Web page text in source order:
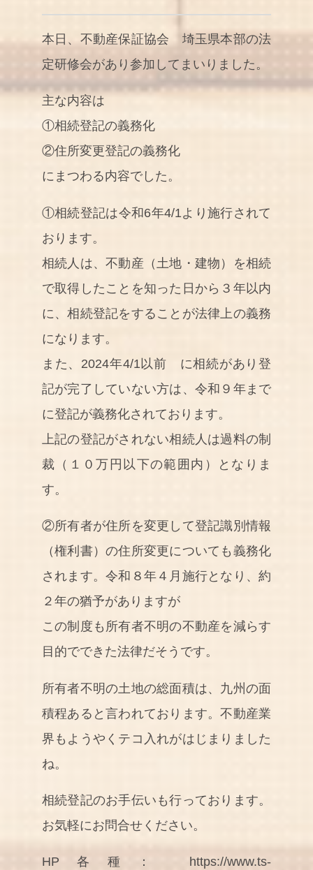
本日、不動産保証協会 埼玉県本部の法
定研修会があり参加してまいりました。
主な内容は
①相続登記の義務化
②住所変更登記の義務化
にまつわる内容でした。
①相続登記は令和6年4/1より施行されて
おります。
相続人は、不動産（土地・建物）を相続
で取得したことを知った日から３年以内
に、相続登記をすることが法律上の義務
になります。
また、2024年4/1以前 に相続があり登
記が完了していない方は、令和９年まで
に登記が義務化されております。
上記の登記がされない相続人は過料の制
裁（１０万円以下の範囲内）となりま
す。
②所有者が住所を変更して登記識別情報
（権利書）の住所変更についても義務化
されます。令和８年４月施行となり、約
２年の猶予がありますが
この制度も所有者不明の不動産を減らす
目的でできた法律だそうです。
所有者不明の土地の総面積は、九州の面
積程あると言われております。不動産業
界もようやくテコ入れがはじまりました
ね。
相続登記のお手伝いも行っております。
お気軽にお問合せください。
HP各種： https://www.ts-